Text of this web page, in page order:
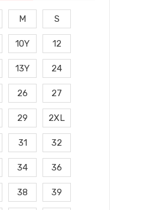
M S
10Y 12
13Y 24
26 27
29 2XL
31 32
34 36
38 39